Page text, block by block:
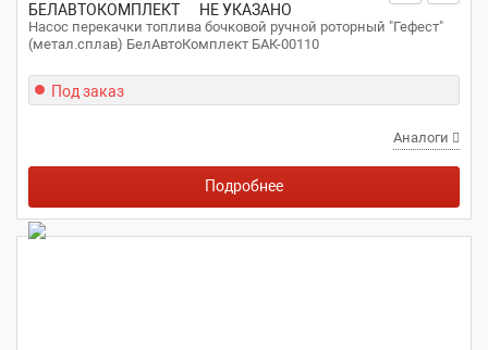
БЕЛАВТОКОМПЛЕКТ НЕ УКАЗАНО
Насос перекачки топлива бочковой ручной роторный "Гефест"
(метал.сплав) БелАвтоКомплект БАК-00110
Под заказ
Аналоги
Подробнее